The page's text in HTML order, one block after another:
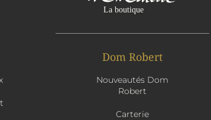
Dom Robert
Nouveautés Dom
Robert
Carterie